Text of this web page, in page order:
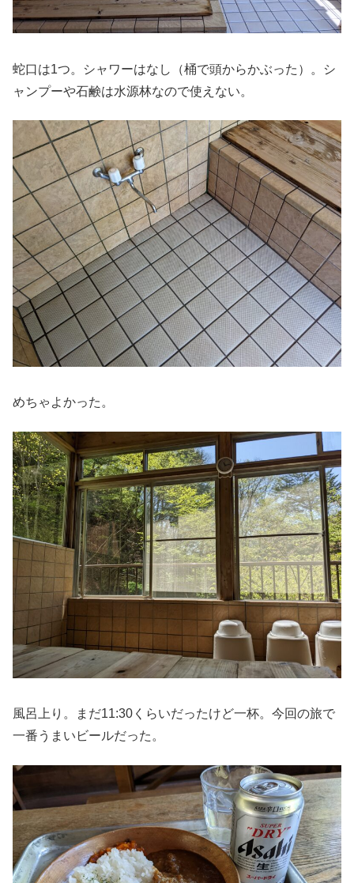
蛇口は1つ。シャワーはなし（桶で頭からかぶった）。シ
ャンプーや石鹸は水源林なので使えない。
めちゃよかった。
風呂上り。まだ11:30くらいだったけど一杯。今回の旅で
一番うまいビールだった。